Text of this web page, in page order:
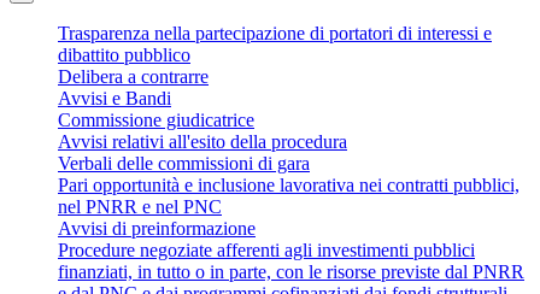
Trasparenza nella partecipazione di portatori di interessi e
dibattito pubblico
Delibera a contrarre
Avvisi e Bandi
Commissione giudicatrice
Avvisi relativi all'esito della procedura
Verbali delle commissioni di gara
Pari opportunità e inclusione lavorativa nei contratti pubblici,
nel PNRR e nel PNC
Avvisi di preinformazione
Procedure negoziate afferenti agli investimenti pubblici
finanziati, in tutto o in parte, con le risorse previste dal PNRR